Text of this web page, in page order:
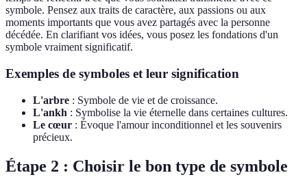
symbole. Pensez aux traits de caractère, aux passions ou aux
moments importants que vous avez partagés avec la personne
décédée. En clarifiant vos idées, vous posez les fondations d'un
symbole vraiment significatif.
Exemples de symboles et leur signification
L'arbre : Symbole de vie et de croissance.
L'ankh : Symbolise la vie éternelle dans certaines cultures.
Le cœur : Évoque l'amour inconditionnel et les souvenirs
précieux.
Étape 2 : Choisir le bon type de symbole